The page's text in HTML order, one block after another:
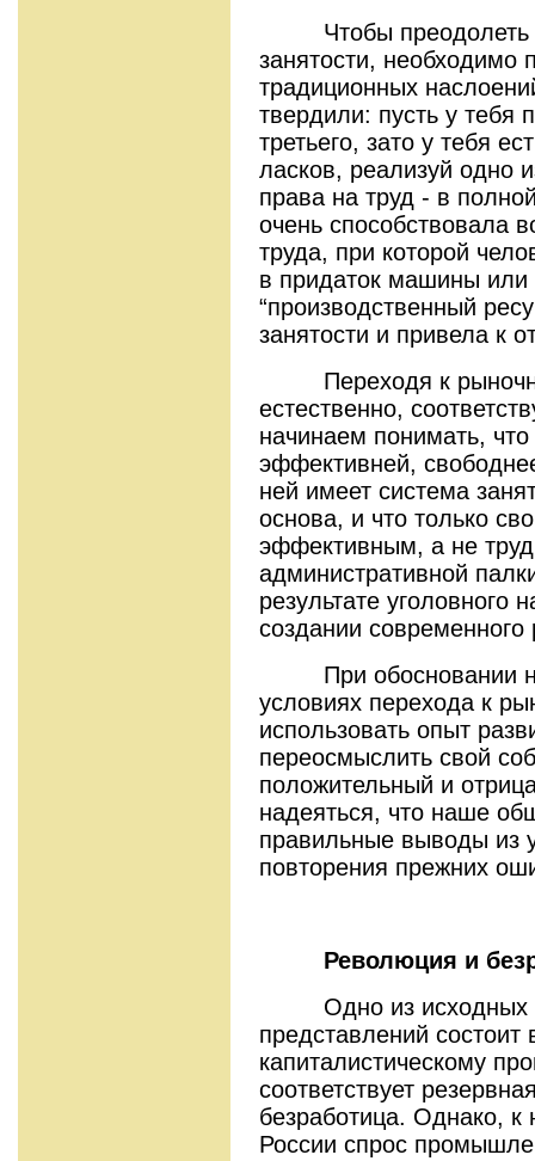
Чтобы преодолеть
занятости, необходимо
традиционных
твердили: пусть у тебя
третьего, зато у тебя
ласков, реализуй одно
права на труд - в
очень способствовала
труда, при которой
в придаток машины или
“производственный
занятости и привела к
Переходя к
естественно,
начинаем понимать,
эффективней,
ней имеет система
основа, и что только
эффективным, а не
административной
результате уголовного
создании современного
При обосновании
условиях перехода к
использовать опыт
переосмыслить свой
положительный и
надеяться, что наше
правильные выводы из
повторения прежних
Революция и
Одно из исходных
представлений состоит
капиталистическому
соответствует
безработица. Однако, к
России спрос